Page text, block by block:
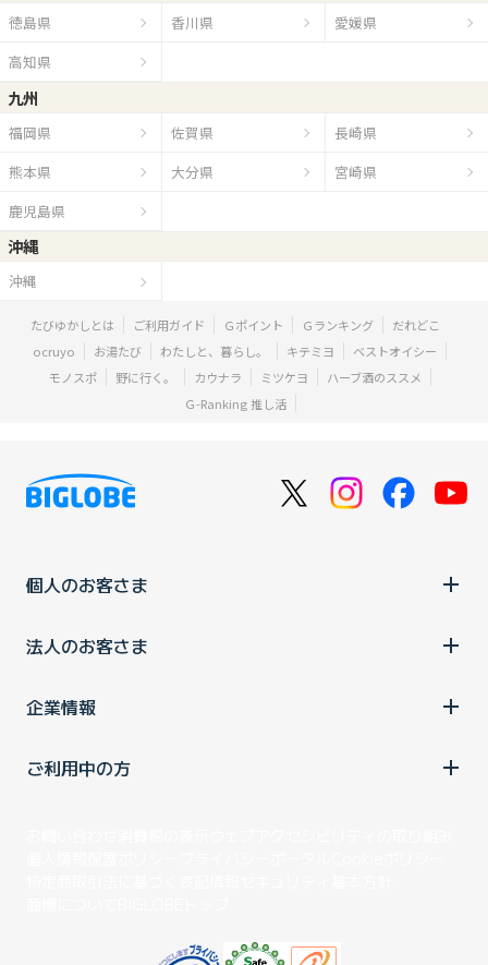
徳島県 香川県
愛媛県
高知県
九州
福岡県 佐賀県
長崎県
熊本県
大分県
宮崎県
鹿児島県
沖縄
沖縄
たびゆかしとは ご利用ガイド Ｇポイント Ｇランキング
だれどこ
ocruyo
お湯たび わたしと、暮らし。 キテミヨ
ベストオイシー
モノスポ
野に行く。 カウナラ ミツケヨ
ハーブ酒のススメ
Ｇ-Ranking 推し活
個人のお客さま
法人のお客さま
企業情報
ご利用中の方